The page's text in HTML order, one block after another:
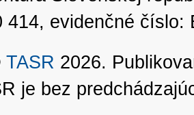
414, evidenčné číslo:
TASR 2026.
je bez